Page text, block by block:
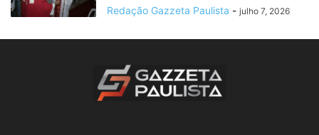
Redação Gazzeta Paulista - julho 7, 2026